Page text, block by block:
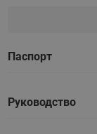
Паспорт
Руководство